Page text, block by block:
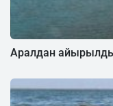
Аралдан